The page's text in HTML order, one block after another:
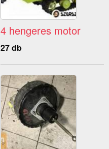
4 hengeres motor
27 db